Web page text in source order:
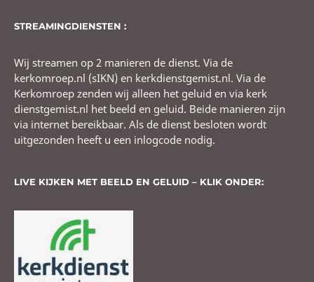
STREAMINGDIENSTEN :
Wij streamen op 2 manieren de dienst. Via de
kerkomroep.nl (sIKN) en kerkdienstgemist.nl. Via de
Kerkomroep zenden wij alleen het geluid en via kerk
dienstgemist.nl het beeld en geluid. Beide manieren zijn
via internet bereikbaar. Als de dienst besloten wordt
uitgezonden heeft u een inlogcode nodig.
LIVE KIJKEN MET BEELD EN GELUID – KLIK ONDER: